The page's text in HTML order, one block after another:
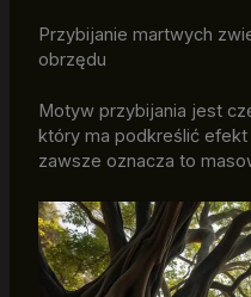
Przybijanie martwych
obrzędu
Motyw przybijania jest
który ma podkreślić
zawsze oznacza to